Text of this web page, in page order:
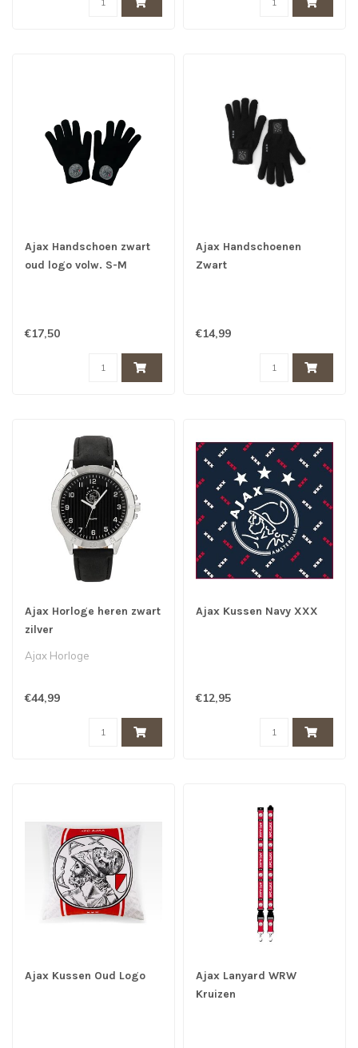
Ajax Handschoen zwart
oud logo volw. S-M
€17,50
Ajax Handschoenen
Zwart
€14,99
Ajax Horloge heren zwart
zilver
Ajax Horloge
€44,99
Ajax Kussen Navy XXX
€12,95
Ajax Kussen Oud Logo
Ajax Lanyard WRW
Kruizen